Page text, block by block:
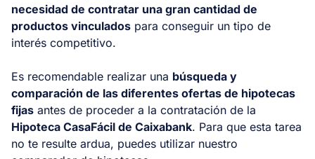
necesidad de contratar una gran cantidad de
productos vinculados para conseguir un tipo de
interés competitivo.
Es recomendable realizar una búsqueda y
comparación de las diferentes ofertas de hipotecas
fijas antes de proceder a la contratación de la
Hipoteca CasaFácil de Caixabank. Para que esta tarea
no te resulte ardua, puedes utilizar nuestro